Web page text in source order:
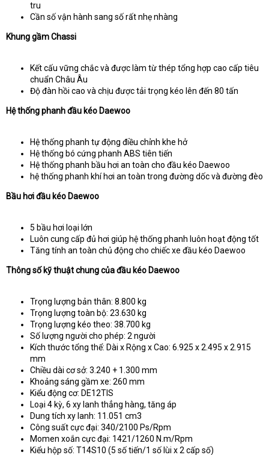
tru
Cần số vận hành sang số rất nhẹ nhàng
Khung gầm Chassi
Kết cấu vững chắc và được làm từ thép tổng hợp cao cấp tiêu
chuẩn Châu Âu
Độ đàn hồi cao và chịu được tải trọng kéo lên đến 80 tấn
Hệ thống phanh đầu kéo Daewoo
Hệ thống phanh tự động điều chỉnh khe hở
Hệ thống bó cứng phanh ABS tiên tiến
Hệ thống phanh bầu hơi an toàn cho đầu kéo Daewoo
hệ thống phanh khí hơi an toàn trong đường dốc và đường đèo
Bầu hơi đầu kéo Daewoo
5 bầu hơi loại lớn
Luôn cung cấp đủ hơi giúp hệ thống phanh luôn hoạt động tốt
Tăng tính an toàn chủ động cho chiếc xe đầu kéo Daewoo
Thông số kỹ thuật chung của đầu kéo Daewoo
Trọng lượng bản thân: 8.800 kg
Trọng lượng toàn bộ: 23.630 kg
Trọng lượng kéo theo: 38.700 kg
Số lượng người cho phép: 2 người
Kích thước tổng thể: Dài x Rộng x Cao: 6.925 x 2.495 x 2.915
mm
Chiều dài cơ sở: 3.240 + 1.300 mm
Khoảng sáng gầm xe: 260 mm
Kiểu động cơ: DE12TIS
Loại 4 kỳ, 6 xy lanh thẳng hàng, tăng áp
Dung tích xy lanh: 11.051 cm3
Công suất cực đại: 340/2100 Ps/Rpm
Momen xoắn cực đại: 1421/1260 N.m/Rpm
Kiểu hộp số: T14S10 (5 số tiến/1 số lùi x 2 cấp số)